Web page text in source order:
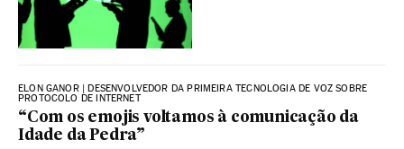
ELON GANOR | DESENVOLVEDOR DA PRIMEIRA TECNOLOGIA DE VOZ SOBRE
PROTOCOLO DE INTERNET
“Com os emojis voltamos à comunicação da
Idade da Pedra”